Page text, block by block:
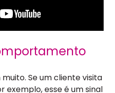
Se um cliente visita
exemplo, esse é um sinal